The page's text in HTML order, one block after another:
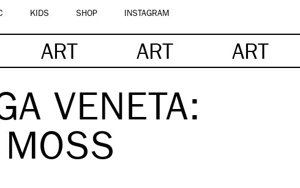
KIDS SHOP INSTAGRAM
ART ART ART
VENETA: